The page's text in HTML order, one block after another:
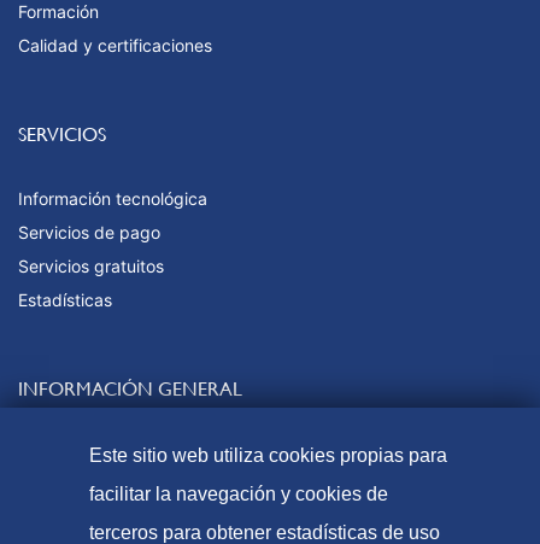
Formación
Calidad y certificaciones
SERVICIOS
Información tecnológica
Servicios de pago
Servicios gratuitos
Estadísticas
INFORMACIÓN GENERAL
Preguntas frecuentes
Tasas y precios públicos
Este sitio web utiliza cookies propias para
facilitar la navegación y cookies de
terceros para obtener estadísticas de uso